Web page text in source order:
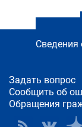
Сведения
Задать вопрос
Сообщить об
Обращения